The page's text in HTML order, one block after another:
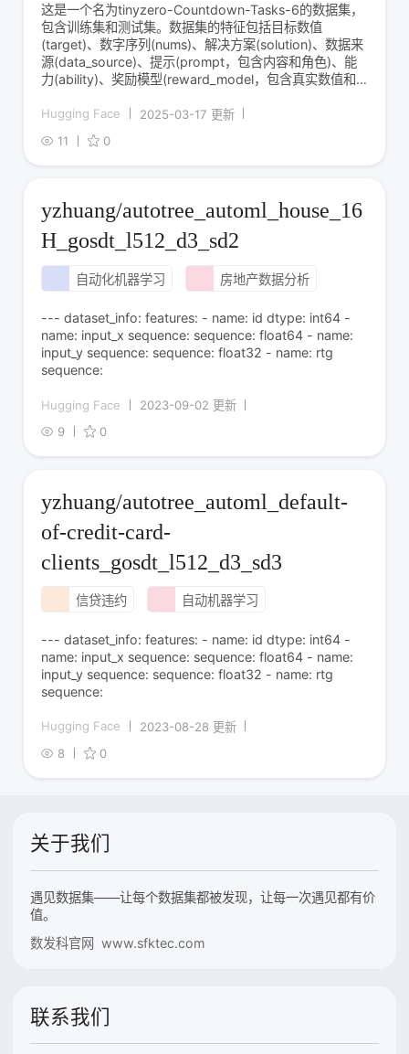
这是一个名为tinyzero-Countdown-Tasks-6的数据集，
包含训练集和测试集。数据集的特征包括目标数值
(target)、数字序列(nums)、解决方案(solution)、数据来
源(data_source)、提示(prompt，包含内容和角色)、能
力(ability)、奖励模型(reward_model，包含真实数值和
Hugging Face
2025-03-17 更新
11
0
yzhuang/autotree_automl_house_16
H_gosdt_l512_d3_sd2
自动化机器学习 房地产数据分析
--- dataset_info: features: - name: id dtype: int64 -
name: input_x sequence: sequence: float64 - name:
input_y sequence: sequence: float32 - name: rtg
sequence:
Hugging Face
2023-09-02 更新
9
0
yzhuang/autotree_automl_default-
of-credit-card-
clients_gosdt_l512_d3_sd3
信贷违约 自动机器学习
--- dataset_info: features: - name: id dtype: int64 -
name: input_x sequence: sequence: float64 - name:
input_y sequence: sequence: float32 - name: rtg
sequence:
Hugging Face
2023-08-28 更新
8
0
关于我们
遇见数据集——让每个数据集都被发现，让每一次遇见都有价
值。
数发科官网 www.sfktec.com
联系我们